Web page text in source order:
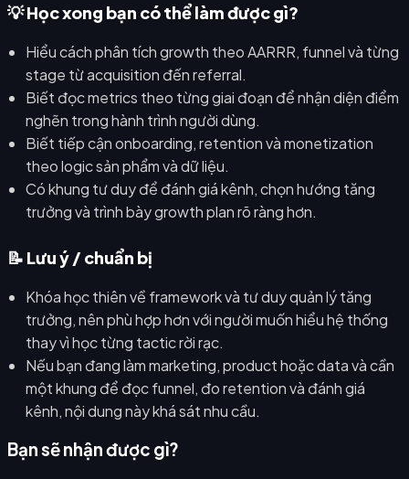
💡 Học xong bạn có thể làm được gì?
Hiểu cách phân tích growth theo AARRR, funnel và từng
stage từ acquisition đến referral.
Biết đọc metrics theo từng giai đoạn để nhận diện điểm
nghẽn trong hành trình người dùng.
Biết tiếp cận onboarding, retention và monetization
theo logic sản phẩm và dữ liệu.
Có khung tư duy để đánh giá kênh, chọn hướng tăng
trưởng và trình bày growth plan rõ ràng hơn.
📝 Lưu ý / chuẩn bị
Khóa học thiên về framework và tư duy quản lý tăng
trưởng, nên phù hợp hơn với người muốn hiểu hệ thống
thay vì học từng tactic rời rạc.
Nếu bạn đang làm marketing, product hoặc data và cần
một khung để đọc funnel, đo retention và đánh giá
kênh, nội dung này khá sát nhu cầu.
Bạn sẽ nhận được gì?